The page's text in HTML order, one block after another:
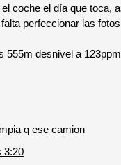
coche el día que toca,
perfeccionar las
555m desnivel a
q ese camion
3:20